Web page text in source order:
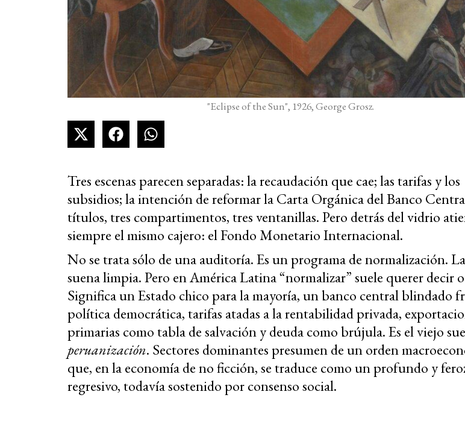
"Eclipse of the Sun", 1926, George Grosz.
Tres escenas parecen separadas: la recaudación que cae; las tarifas y los
subsidios; la intención de reformar la Carta Orgánica del Banco
títulos, tres compartimentos, tres ventanillas. Pero detrás del vidrio
siempre el mismo cajero: el Fondo Monetario Internacional.
No se trata sólo de una auditoría. Es un programa de normalización.
suena limpia. Pero en América Latina “normalizar” suele querer decir
Significa un Estado chico para la mayoría, un banco central blindado
política democrática, tarifas atadas a la rentabilidad privada,
primarias como tabla de salvación y deuda como brújula. Es el viejo
peruanización. Sectores dominantes presumen de un orden
que, en la economía de no ficción, se traduce como un profundo y
regresivo, todavía sostenido por consenso social.